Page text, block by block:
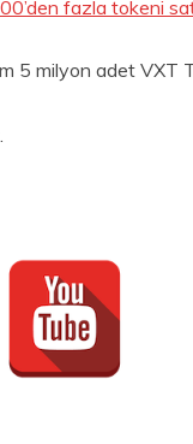
fazla tokeni
5 milyon adet VXT